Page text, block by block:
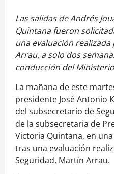
Las salidas de Andrés
Quintana fueron
una evaluación
Arrau, a solo dos
conducción del
La mañana de este
presidente José Antonio
del subsecretario de
de la subsecretaria de
Victoria Quintana, en
tras una evaluación
Seguridad, Martín Arrau.